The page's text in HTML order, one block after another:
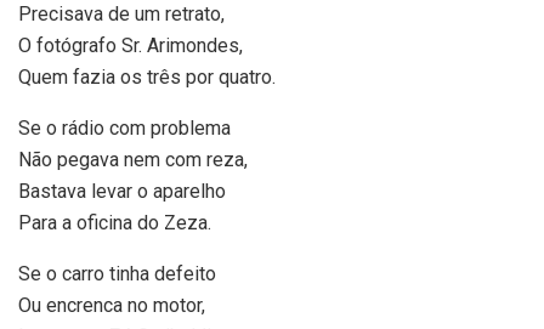
Precisava de um retrato,
O fotógrafo Sr. Arimondes,
Quem fazia os três por quatro.
Se o rádio com problema
Não pegava nem com reza,
Bastava levar o aparelho
Para a oficina do Zeza.
Se o carro tinha defeito
Ou encrenca no motor,